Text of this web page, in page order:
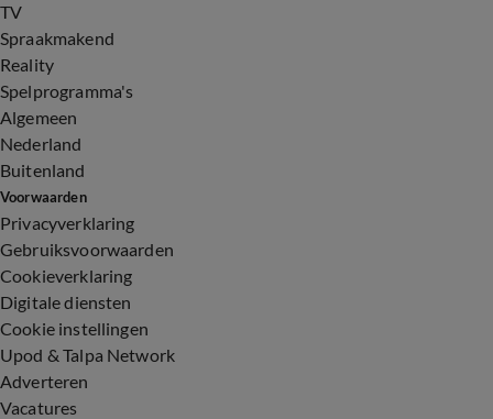
TV
Spraakmakend
Reality
Spelprogramma's
Algemeen
Nederland
Buitenland
Voorwaarden
Privacyverklaring
Gebruiksvoorwaarden
Cookieverklaring
Digitale diensten
Cookie instellingen
Upod & Talpa Network
Adverteren
Vacatures